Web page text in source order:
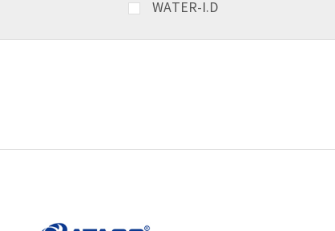
WATER-I.D